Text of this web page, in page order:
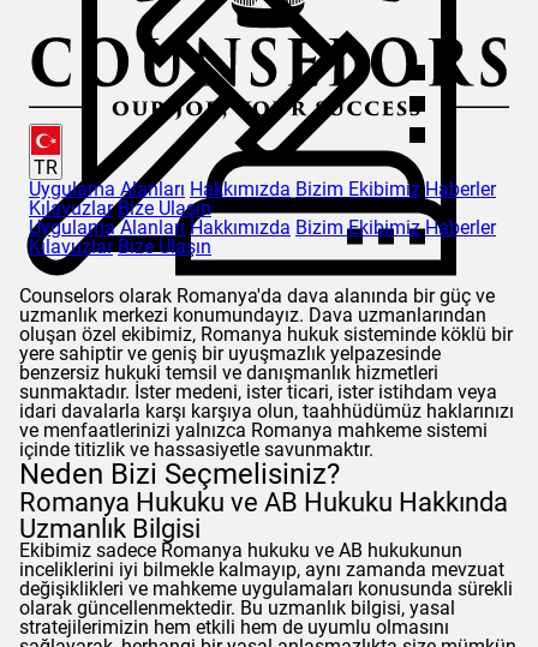
TR
Uygulama Alanları Hakkımızda Bizim Ekibimiz Haberler
Kılavuzlar Bize Ulaşın
Uygulama Alanları Hakkımızda Bizim Ekibimiz Haberler
Kılavuzlar Bize Ulaşın
Counselors olarak Romanya'da dava alanında bir güç ve
uzmanlık merkezi konumundayız. Dava uzmanlarından
oluşan özel ekibimiz, Romanya hukuk sisteminde köklü bir
yere sahiptir ve geniş bir uyuşmazlık yelpazesinde
benzersiz hukuki temsil ve danışmanlık hizmetleri
sunmaktadır. İster medeni, ister ticari, ister istihdam veya
idari davalarla karşı karşıya olun, taahhüdümüz haklarınızı
ve menfaatlerinizi yalnızca Romanya mahkeme sistemi
içinde titizlik ve hassasiyetle savunmaktır.
Neden Bizi Seçmelisiniz?
Romanya Hukuku ve AB Hukuku Hakkında
Uzmanlık Bilgisi
Ekibimiz sadece Romanya hukuku ve AB hukukunun
inceliklerini iyi bilmekle kalmayıp, aynı zamanda mevzuat
değişiklikleri ve mahkeme uygulamaları konusunda sürekli
olarak güncellenmektedir. Bu uzmanlık bilgisi, yasal
stratejilerimizin hem etkili hem de uyumlu olmasını